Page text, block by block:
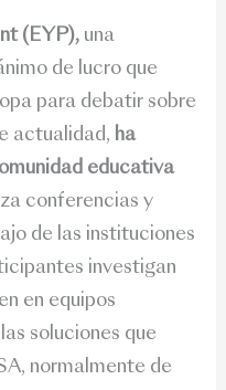
(EYP), una
de lucro que
para debatir sobre
actualidad, ha
educativa
conferencias y
de las instituciones
investigan
en equipos
soluciones que
normalmente de